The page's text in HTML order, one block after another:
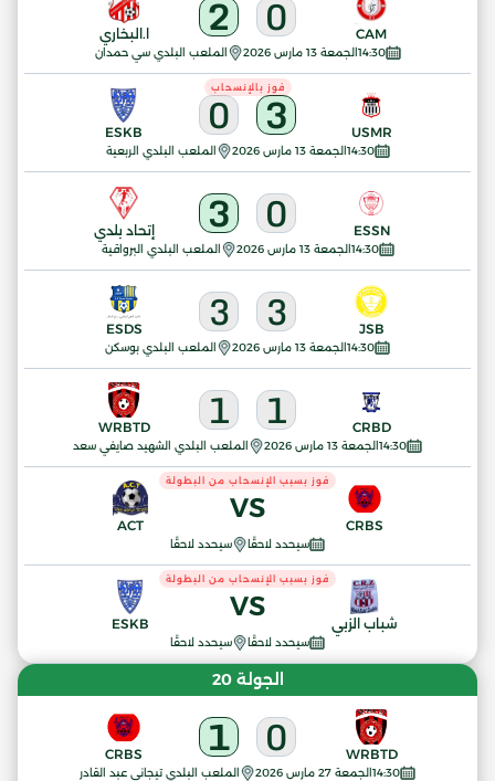
14:30الجمعة 13 مارس 2026 الملعب البلدي سي حمدان
CAM
0
2 ا.البخاري
14:30الجمعة 13 مارس 2026 الملعب البلدي الربعية
USMR
3
0
فوز بالإنسحاب
ESKB
14:30الجمعة 13 مارس 2026 الملعب البلدي البرواقية
ESSN
0
3 إتحاد بلدي
14:30الجمعة 13 مارس 2026 الملعب البلدي بوسكن
JSB
3
3
ESDS
14:30الجمعة 13 مارس 2026 الملعب البلدي الشهيد صايفي سعد
CRBD
1
1
WRBTD
سيحدد لاحقًا سيحدد لاحقًا
CRBS
VS
فوز بسبب الإنسحاب من البطولة
ACT
سيحدد لاحقًا سيحدد لاحقًا
شباب الزبي
VS
فوز بسبب الإنسحاب من البطولة
ESKB
الجولة 20
14:30الجمعة 27 مارس 2026 الملعب البلدي تيجاني عبد القادر
WRBTD
0
1
CRBS